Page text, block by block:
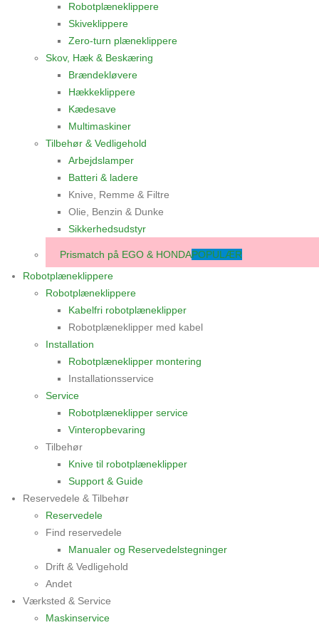
Robotplæneklippere
Skiveklippere
Zero-turn plæneklippere
Skov, Hæk & Beskæring
Brændekløvere
Hækkeklippere
Kædesave
Multimaskiner
Tilbehør & Vedligehold
Arbejdslamper
Batteri & ladere
Knive, Remme & Filtre
Olie, Benzin & Dunke
Sikkerhedsudstyr
Prismatch på EGO & HONDAPOPULÆR
Robotplæneklippere
Robotplæneklippere
Kabelfri robotplæneklipper
Robotplæneklipper med kabel
Installation
Robotplæneklipper montering
Installationsservice
Service
Robotplæneklipper service
Vinteropbevaring
Tilbehør
Knive til robotplæneklipper
Support & Guide
Reservedele & Tilbehør
Reservedele
Find reservedele
Manualer og Reservedelstegninger
Drift & Vedligehold
Andet
Værksted & Service
Maskinservice